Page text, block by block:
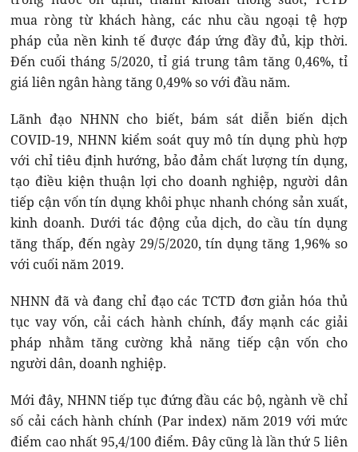
mua ròng từ khách hàng, các nhu cầu ngoại tệ hợp
pháp của nền kinh tế được đáp ứng đầy đủ, kịp thời.
Đến cuối tháng 5/2020, tỉ giá trung tâm tăng 0,46%, tỉ
giá liên ngân hàng tăng 0,49% so với đầu năm.
Lãnh đạo NHNN cho biết, bám sát diễn biến dịch
COVID-19, NHNN kiểm soát quy mô tín dụng phù hợp
với chỉ tiêu định hướng, bảo đảm chất lượng tín dụng,
tạo điều kiện thuận lợi cho doanh nghiệp, người dân
tiếp cận vốn tín dụng khôi phục nhanh chóng sản xuất,
kinh doanh. Dưới tác động của dịch, do cầu tín dụng
tăng thấp, đến ngày 29/5/2020, tín dụng tăng 1,96% so
với cuối năm 2019.
NHNN đã và đang chỉ đạo các TCTD đơn giản hóa thủ
tục vay vốn, cải cách hành chính, đẩy mạnh các giải
pháp nhằm tăng cường khả năng tiếp cận vốn cho
người dân, doanh nghiệp.
Mới đây, NHNN tiếp tục đứng đầu các bộ, ngành về chỉ
số cải cách hành chính (Par index) năm 2019 với mức
điểm cao nhất 95,4/100 điểm. Đây cũng là lần thứ 5 liên